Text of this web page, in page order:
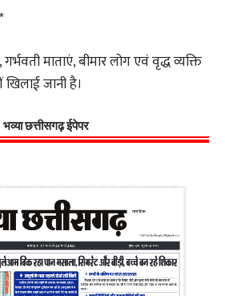
माताएं, बीमार लोग एवं वृद्ध व्यक्ति
जानी है।
भव्या छत्तीसगढ़ ईपेपर